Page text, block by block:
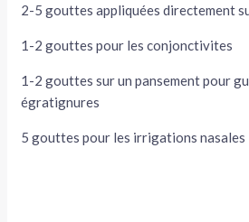
2-5 gouttes appliquées directement
1-2 gouttes pour les conjonctivites
1-2 gouttes sur un pansement pour
égratignures
5 gouttes pour les irrigations nasales